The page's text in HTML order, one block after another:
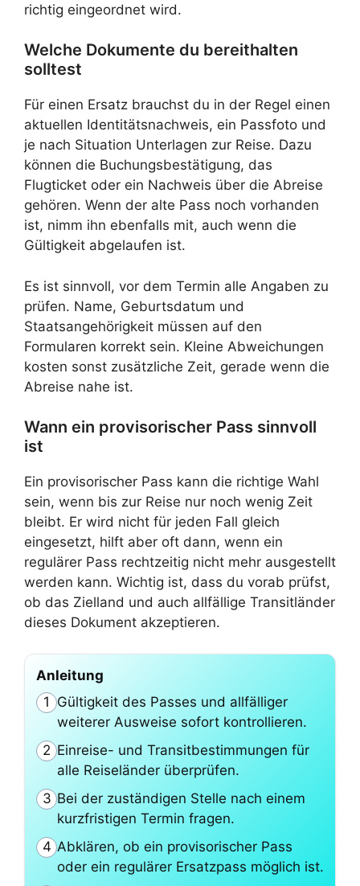
richtig eingeordnet wird.
Welche Dokumente du bereithalten
solltest
Für einen Ersatz brauchst du in der Regel einen
aktuellen Identitätsnachweis, ein Passfoto und
je nach Situation Unterlagen zur Reise. Dazu
können die Buchungsbestätigung, das
Flugticket oder ein Nachweis über die Abreise
gehören. Wenn der alte Pass noch vorhanden
ist, nimm ihn ebenfalls mit, auch wenn die
Gültigkeit abgelaufen ist.
Es ist sinnvoll, vor dem Termin alle Angaben zu
prüfen. Name, Geburtsdatum und
Staatsangehörigkeit müssen auf den
Formularen korrekt sein. Kleine Abweichungen
kosten sonst zusätzliche Zeit, gerade wenn die
Abreise nahe ist.
Wann ein provisorischer Pass sinnvoll
ist
Ein provisorischer Pass kann die richtige Wahl
sein, wenn bis zur Reise nur noch wenig Zeit
bleibt. Er wird nicht für jeden Fall gleich
eingesetzt, hilft aber oft dann, wenn ein
regulärer Pass rechtzeitig nicht mehr ausgestellt
werden kann. Wichtig ist, dass du vorab prüfst,
ob das Zielland und auch allfällige Transitländer
dieses Dokument akzeptieren.
Anleitung
1 Gültigkeit des Passes und allfälliger
weiterer Ausweise sofort kontrollieren.
2 Einreise- und Transitbestimmungen für
alle Reiseländer überprüfen.
3 Bei der zuständigen Stelle nach einem
kurzfristigen Termin fragen.
4 Abklären, ob ein provisorischer Pass
oder ein regulärer Ersatzpass möglich ist.